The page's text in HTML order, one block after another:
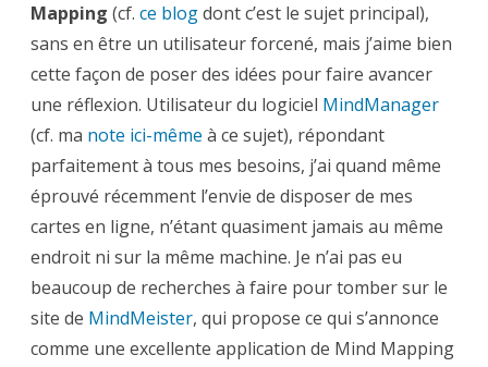
appliqué
au
Mind
Mapping
Mapping (cf. ce blogdont c’est le sujet principal),
sans en être un utilisateur forcené, mais j’aime bien
cette façon de poser des idées pour faire avancer
une réflexion. Utilisateur du logiciel MindManager
(cf. ma note ici-même à ce sujet), répondant
parfaitement à tous mes besoins, j’ai quand même
éprouvé récemment l’envie de disposer de mes
cartes en ligne, n’étant quasiment jamais au même
endroit ni sur la même machine. Je n’ai pas eu
beaucoup de recherches à faire pour tomber sur le
site de MindMeister, qui propose ce qui s’annonce
comme une excellente application de Mind Mapping